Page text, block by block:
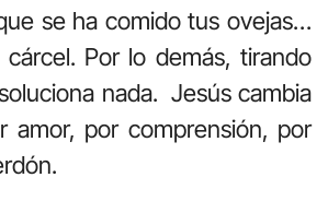
se ha comido tus ovejas…
Por lo demás, tirando
nada. Jesús cambia
amor, por comprensión, por